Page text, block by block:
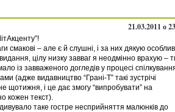
21.03.2011 о
смакові – але є й слушні, і за них дякую
цілу низку завваг я неодмінно врахую –
із завваженого догледів у процесі
(адже видавництво “Грані-Т” такі зустрічі
щотижня, і це дає змогу “випробувати” на
кожен текст).
таке гостре несприйняття малюнків до